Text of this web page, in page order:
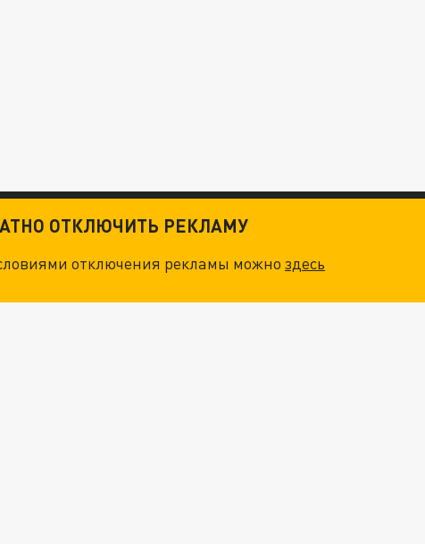
ОТКЛЮЧИТЬ РЕКЛАМУ
отключения рекламы можноздесь